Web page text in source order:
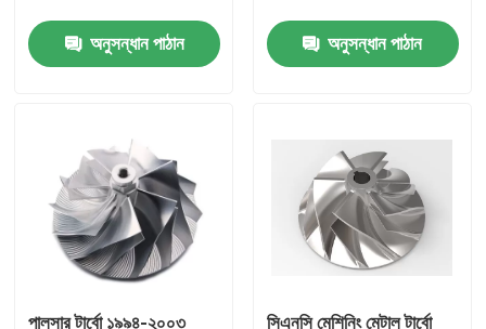
গুণমান নিয়ন্ত্রণ
খবর
একটি উদ্ধৃতি অনুরোধ করুন
ধাতু সিএনসি যন্ত্রাংশ
অনুসন্ধান পাঠান অনুসন্ধান পাঠান
পালসার টার্বো ১৯৯৪-২০০৩ সিএনসি মেশিনিং মেটাল টার্বো